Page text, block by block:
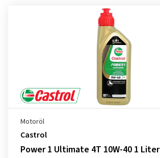
Motoröl
Castrol
Power 1 Ultimate 4T 10W-40 1 Liter